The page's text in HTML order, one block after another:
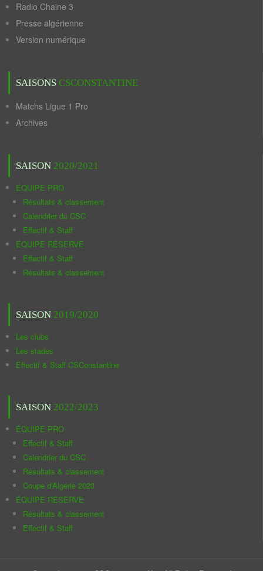
Radio Chaine 3
Presse algérienne
Version numérique
SAISONS CSCONSTANTINE
Matchs Ligue 1 Pro
Archives
SAISON 2020/2021
ÉQUIPE PRO
Résultats & classement
Calendrier du CSC
Effectif & Staff
ÉQUIPE RÉSERVE
Effectif & Staff
Résultats & classement
SAISON 2019/2020
Les clubs
Les stades
Effectif & Staff CSConstantine
SAISON 2022/2023
ÉQUIPE PRO
Effectif & Staff
Calendrier du CSC
Résultats & classement
Coupe d'Algérie 2023
ÉQUIPE RÉSERVE
Résultats & classement
Effectif & Staff